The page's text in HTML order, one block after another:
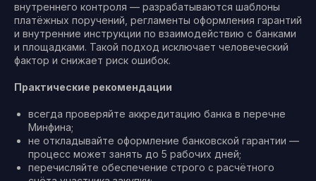
внутреннего контроля — разрабатываются шаблоны
платёжных поручений, регламенты оформления гарантий
и внутренние инструкции по взаимодействию с банками
и площадками. Такой подход исключает человеческий
фактор и снижает риск ошибок.
Практические рекомендации
всегда проверяйте аккредитацию банка в перечне
Минфина;
не откладывайте оформление банковской гарантии —
процесс может занять до 5 рабочих дней;
перечисляйте обеспечение строго с расчётного